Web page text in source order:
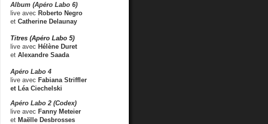
Album (Apéro Labo 6)
live avec Roberto Negro
et Catherine Delaunay
Titres (Apéro Labo 5)
live avec Hélène Duret
et Alexandre Saada
Apéro Labo 4
live avec Fabiana Striffler
et Léa Ciechelski
Apéro Labo 2 (Codex)
live avec Fanny Meteier
et Maëlle Desbrosses